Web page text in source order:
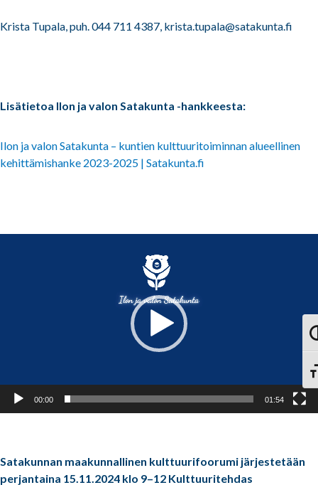
Krista Tupala, puh. 044 711 4387, krista.tupala@satakunta.fi
Lisätietoa Ilon ja valon Satakunta -hankkeesta:
Ilon ja valon Satakunta – kuntien kulttuuritoiminnan alueellinen
kehittämishanke 2023-2025 | Satakunta.fi
00:00 01:54
Satakunnan maakunnallinen kulttuurifoorumi järjestetään
perjantaina 15.11.2024 klo 9–12 Kulttuuritehdas